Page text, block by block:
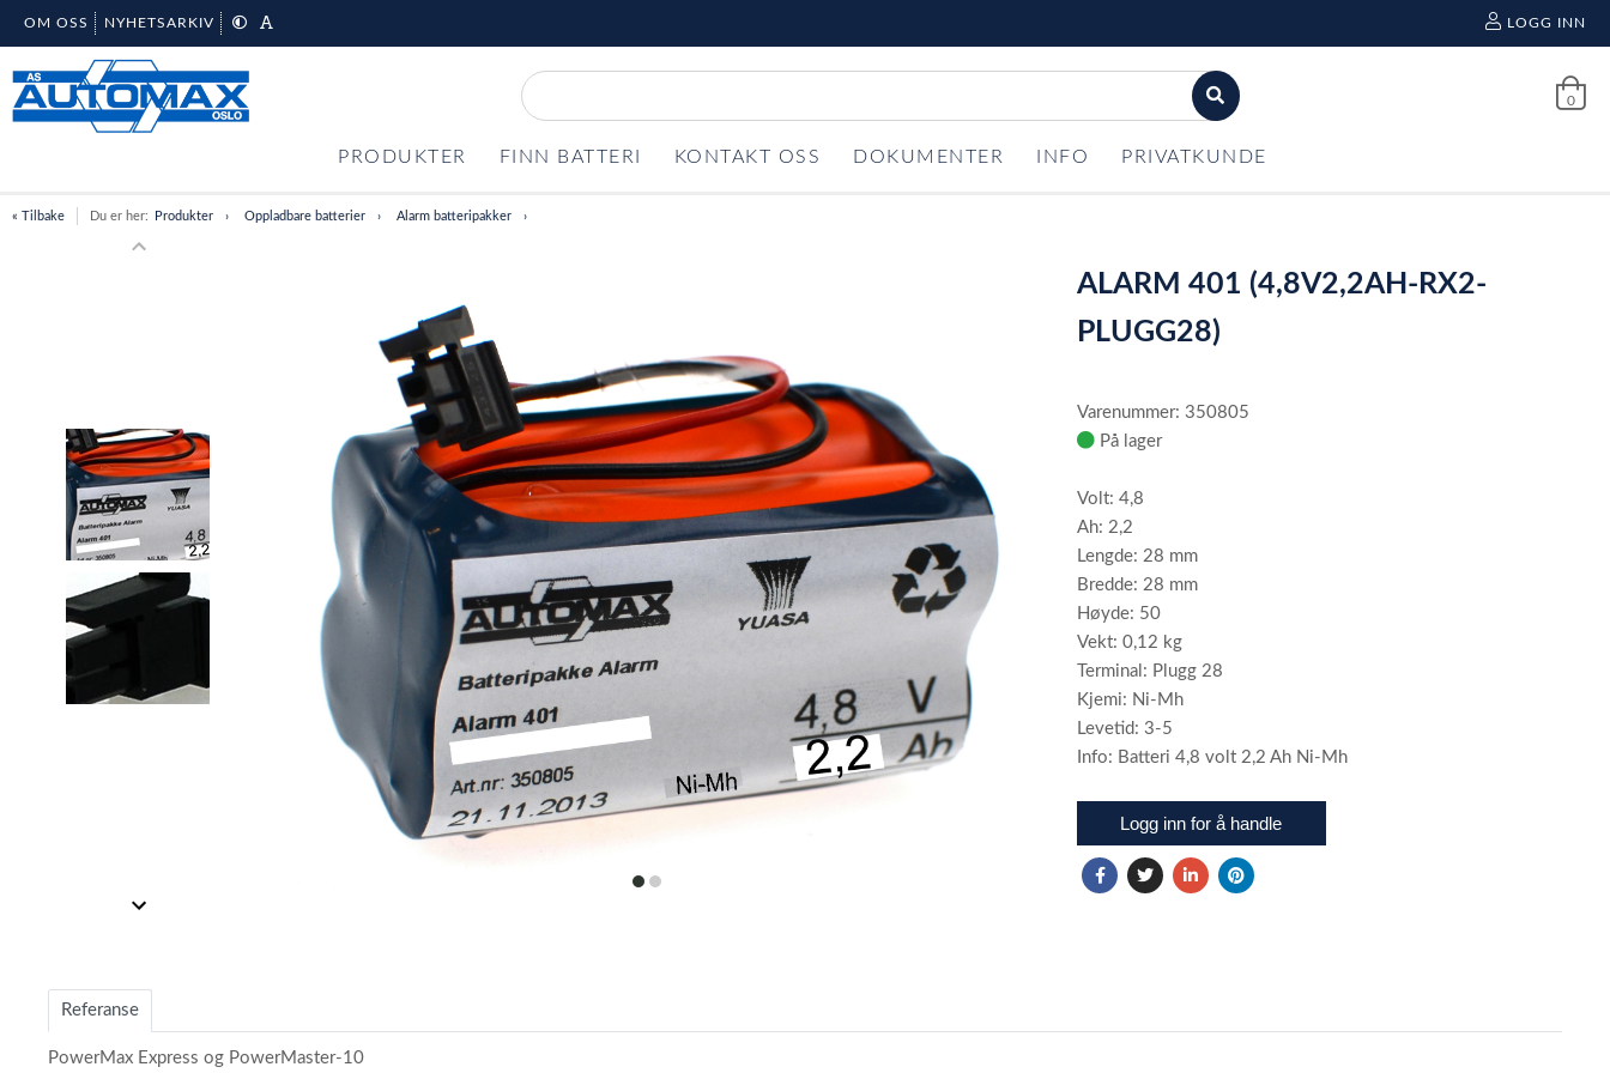
OM OSS NYHETSARKIV LOGG INN
0
PRODUKTER FINN BATTERI KONTAKT OSS DOKUMENTER INFO PRIVATKUNDE
« Tilbake Du er her: Produkter Oppladbare batterier Alarm batteripakker
itemitem
ALARM 401 (4,8V2,2AH-RX2-
PLUGG28)
Varenummer: 350805
På lager
Volt: 4,8
Ah: 2,2
Lengde: 28 mm
Bredde: 28 mm
Høyde: 50
Vekt: 0,12 kg
Terminal: Plugg 28
Kjemi: Ni-Mh
Levetid: 3-5
Info: Batteri 4,8 volt 2,2 Ah Ni-Mh
Logg inn for å handle
Referanse
PowerMax Express og PowerMaster-10